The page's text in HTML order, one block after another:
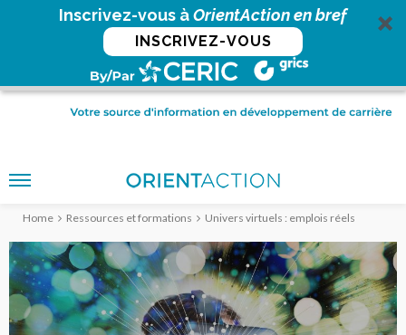
Inscrivez-vous àOrientAction en bref
INSCRIVEZ-VOUS
Home Ressources et formations Univers virtuels : emplois réels